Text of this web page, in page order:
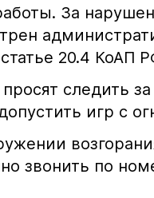
За
20.4 КоАП
следить
игр с
звонить по